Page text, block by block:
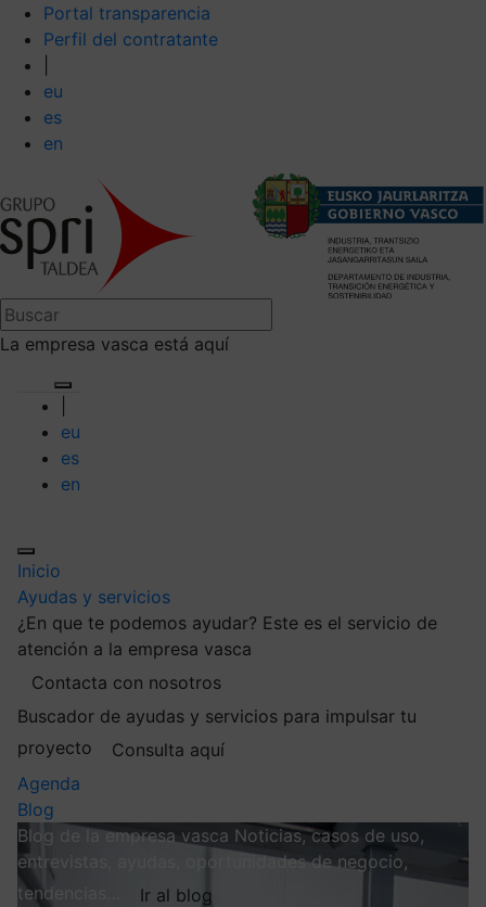
Portal transparencia
Perfil del contratante
eu
es
en
La empresa vasca está aquí
eu
es
en
Inicio
Ayudas y servicios
¿En que te podemos ayudar? Este es el servicio de
atención a la empresa vasca
Contacta con nosotros
Buscador de ayudas y servicios para impulsar tu
proyecto
Consulta aquí
Agenda
Blog
Blog de la empresa vasca Noticias, casos de uso,
entrevistas, ayudas, oportunidades de negocio,
tendencias…
Ir al blog